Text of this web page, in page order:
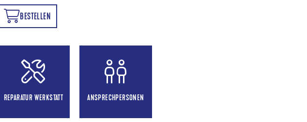
BESTELLEN
REPARATUR WERKSTATT ANSPRECHPERSONEN